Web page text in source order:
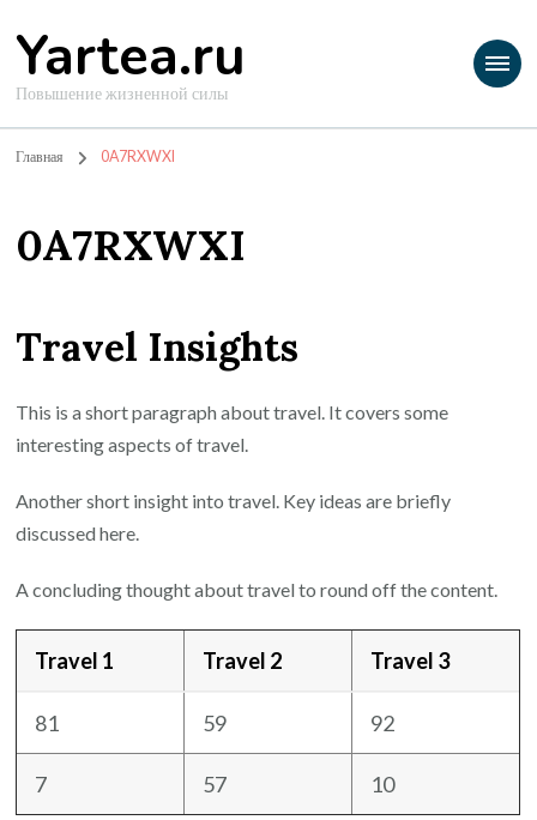
Yartea.ru
Повышение жизненной силы
Главная 0A7RXWXI
0A7RXWXI
Travel Insights
This is a short paragraph about travel. It covers some
interesting aspects of travel.
Another short insight into travel. Key ideas are briefly
discussed here.
A concluding thought about travel to round off the content.
Travel 1 Travel 2 Travel 3
81 59 92
7 57 10